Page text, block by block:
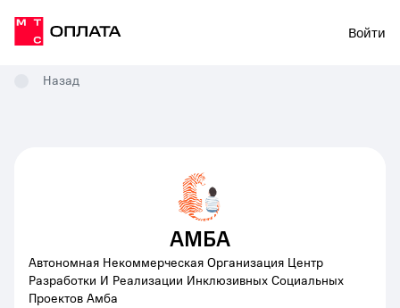
Войти
Назад
АМБА
Автономная Некоммерческая Организация Центр
Разработки И Реализации Инклюзивных Социальных
Проектов Амба